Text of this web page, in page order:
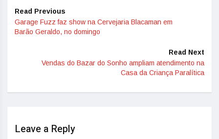
Read Previous
Garage Fuzz faz show na Cervejaria Blacaman em
Barão Geraldo, no domingo
Read Next
Vendas do Bazar do Sonho ampliam atendimento na
Casa da Criança Paralítica
Leave a Reply